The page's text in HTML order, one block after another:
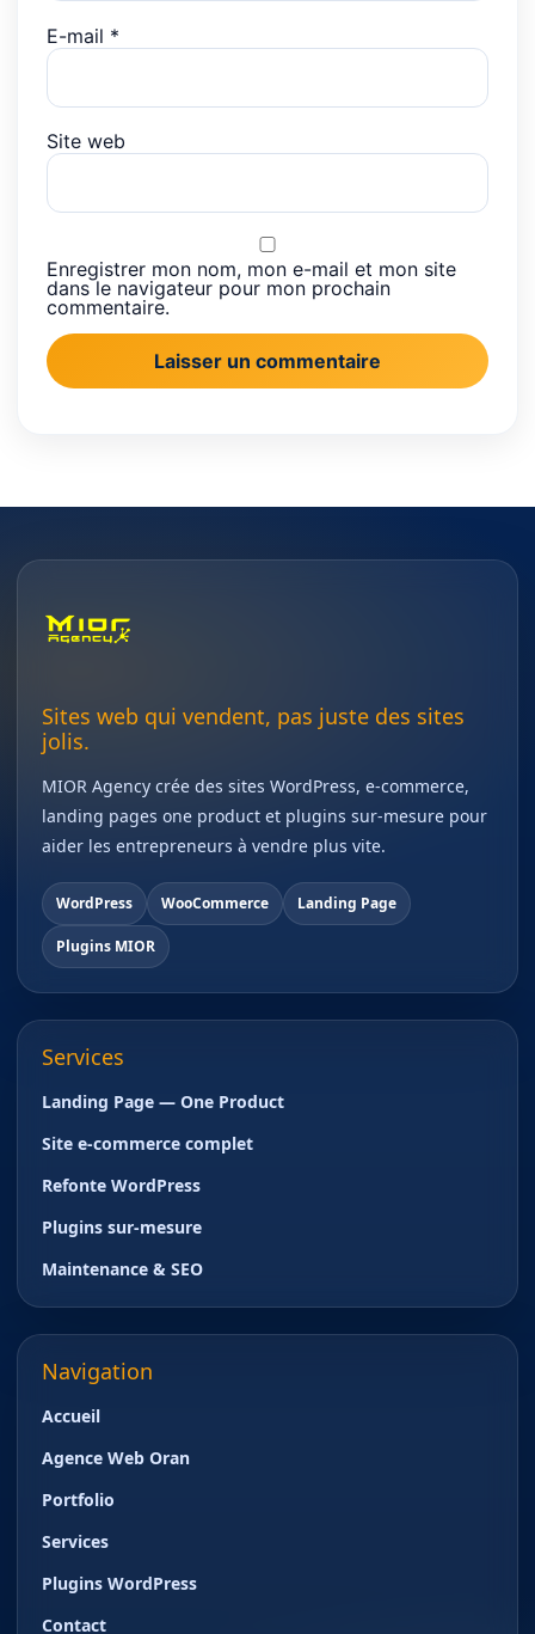
E-mail *
Site web
Enregistrer mon nom, mon e-mail et mon site
dans le navigateur pour mon prochain
commentaire.
Sites web qui vendent, pas juste des sites
jolis.
MIOR Agency crée des sites WordPress, e-commerce,
landing pages one product et plugins sur-mesure pour
aider les entrepreneurs à vendre plus vite.
WordPress WooCommerce Landing Page
Plugins MIOR
Services
Landing Page — One Product
Site e-commerce complet
Refonte WordPress
Plugins sur-mesure
Maintenance & SEO
Navigation
Accueil
Agence Web Oran
Portfolio
Services
Plugins WordPress
Contact